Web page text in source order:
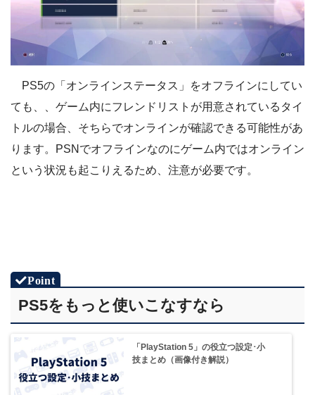
PS5の「オンラインステータス」をオフラインにしてい
ても、、ゲーム内にフレンドリストが用意されているタイ
トルの場合、そちらでオンラインが確認できる可能性があ
ります。PSNでオフラインなのにゲーム内ではオンライン
という状況も起こりえるため、注意が必要です。
PS5をもっと使いこなすなら
「PlayStation 5」の役立つ設定･小
技まとめ（画像付き解説）